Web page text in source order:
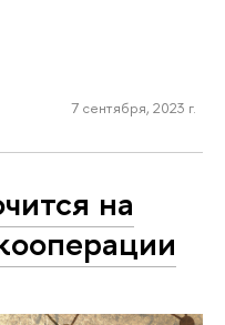
7 сентября, 2023 г.
на